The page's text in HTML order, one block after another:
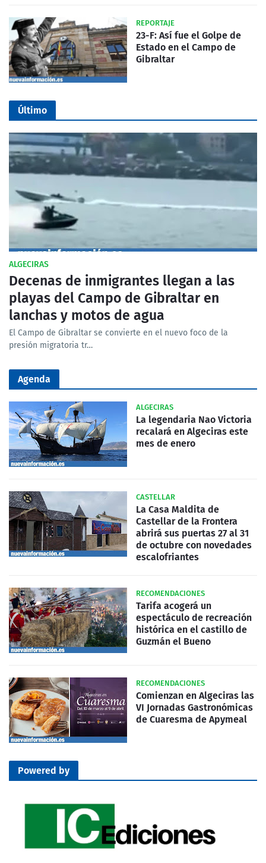
REPORTAJE
23-F: Así fue el Golpe de
Estado en el Campo de
Gibraltar
Último
ALGECIRAS
Decenas de inmigrantes llegan a las
playas del Campo de Gibraltar en
lanchas y motos de agua
El Campo de Gibraltar se convierte en el nuevo foco de la
presión migratoria tr…
Agenda
ALGECIRAS
La legendaria Nao Victoria
recalará en Algeciras este
mes de enero
CASTELLAR
La Casa Maldita de
Castellar de la Frontera
abrirá sus puertas 27 al 31
de octubre con novedades
escalofriantes
RECOMENDACIONES
Tarifa acogerá un
espectáculo de recreación
histórica en el castillo de
Guzmán el Bueno
RECOMENDACIONES
Comienzan en Algeciras las
VI Jornadas Gastronómicas
de Cuaresma de Apymeal
Powered by